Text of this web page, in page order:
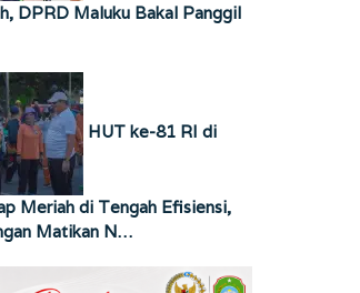
DPRD Maluku Bakal Panggil
HUT ke-81 RI di
Meriah di Tengah Efisiensi,
Matikan N…